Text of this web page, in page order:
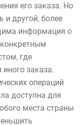
его заказа. Но
и другой, более
информация о
конкретным
где
иного заказа.
операций
доступна для
места страны